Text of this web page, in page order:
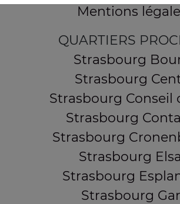
Mentions
QUARTIERS
Strasbourg
Strasbourg
Strasbourg Conseil
Strasbourg
Strasbourg
Strasbourg
Strasbourg
Strasbourg